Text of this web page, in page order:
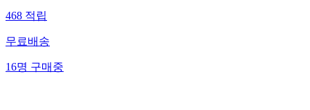
468적립
무료배송
16명구매중